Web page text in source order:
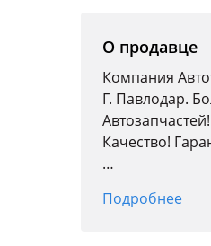
О продавце
Компания
Г. Павлодар.
Автозапчастей!
Качество!
Более 20 лет на
Подробнее